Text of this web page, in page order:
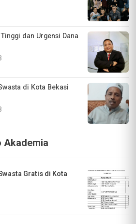
dan Urgensi Dana
di Kota Bekasi
Akademia
Gratis di Kota